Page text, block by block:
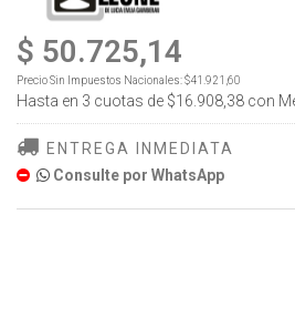
$ 50.725,14
Precio Sin Impuestos Nacionales:$41.921,60
Hasta en 3 cuotas de $16.908,38 con
ENTREGA INMEDIATA
Consulte por WhatsApp